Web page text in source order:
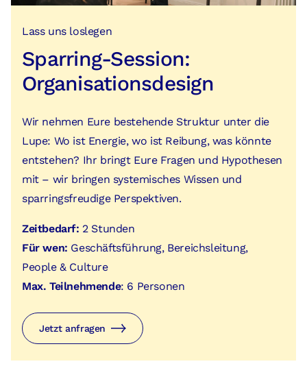
Lass uns loslegen
Sparring-Session:
Organisationsdesign
Wir nehmen Eure bestehende Struktur unter die
Lupe: Wo ist Energie, wo ist Reibung, was könnte
entstehen? Ihr bringt Eure Fragen und Hypothesen
mit – wir bringen systemisches Wissen und
sparringsfreudige Perspektiven.
Zeitbedarf: 2 Stunden
Für wen: Geschäftsführung, Bereichsleitung,
People & Culture
Max. Teilnehmende: 6 Personen
Jetzt anfragen